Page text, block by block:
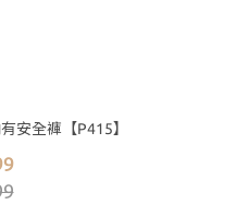
安全褲【P415】